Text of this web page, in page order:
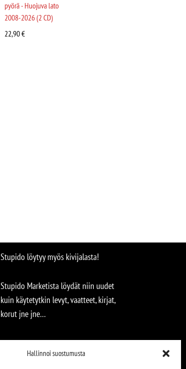
Hallinnoi suostumusta
pyörä - Huojuva lato
2008-2026 (2 CD)
22,90€
Stupido löytyy myös kivijalasta!
Stupido Marketista löydät niin uudet
kuin käytetytkin levyt, vaatteet, kirjat,
korut jne jne…